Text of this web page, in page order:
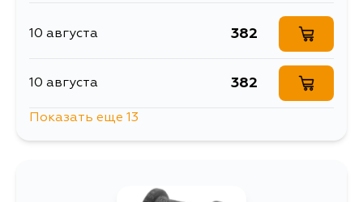
10 августа 382
10 августа 382
Показать еще 13